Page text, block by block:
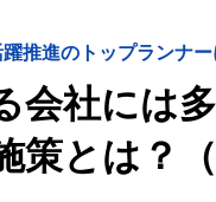
推進のトップランナ
会社には
策とは？